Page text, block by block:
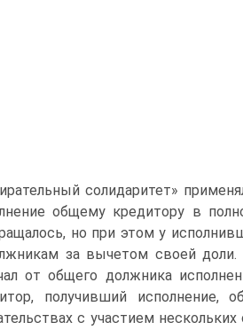
солидаритет»
общему кредитору в
но при этом у
за вычетом своей
от общего должника
получивший исполнение,
с участием